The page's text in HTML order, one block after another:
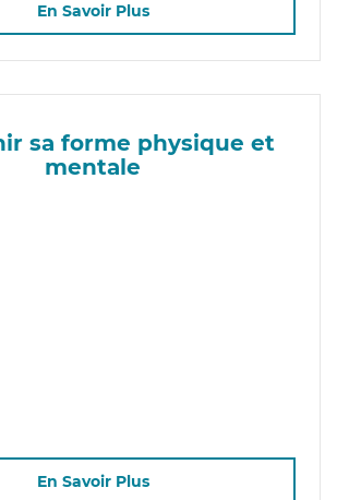
En Savoir Plus
sa forme physique et
mentale
En Savoir Plus